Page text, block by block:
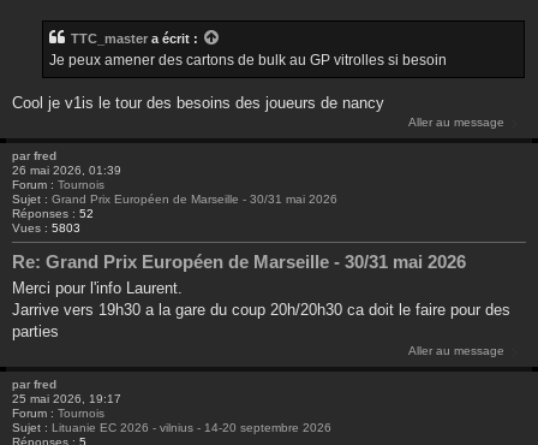
TTC_master a écrit :
Je peux amener des cartons de bulk au GP vitrolles si besoin
Cool je v1is le tour des besoins des joueurs de nancy
Aller au message
par fred
26 mai 2026, 01:39
Forum : Tournois
Sujet : Grand Prix Européen de Marseille - 30/31 mai 2026
Réponses : 52
Vues : 5803
Re: Grand Prix Européen de Marseille - 30/31 mai 2026
Merci pour l'info Laurent.
Jarrive vers 19h30 a la gare du coup 20h/20h30 ca doit le faire pour des
parties
Aller au message
par fred
25 mai 2026, 19:17
Forum : Tournois
Sujet : Lituanie EC 2026 - vilnius - 14-20 septembre 2026